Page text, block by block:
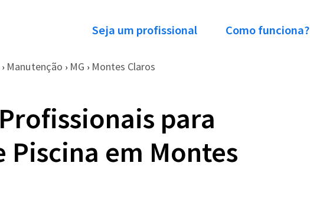
Seja um profissional Como funciona?
› Manutenção › MG › Montes Claros
para
Piscina em Montes